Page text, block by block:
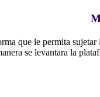
que le permita
se levantara la